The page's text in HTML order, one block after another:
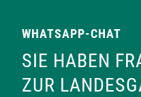
WHATSAPP-CHAT
SIE HABEN
ZUR